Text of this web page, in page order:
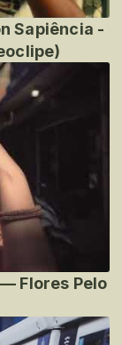
Sapiência -
Flores Pelo